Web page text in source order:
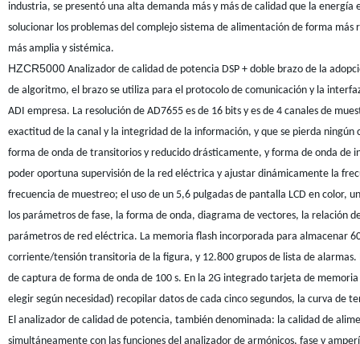
industria, se presentó una alta demanda más y más de calidadque la energía
solucionar los problemas del complejo sistema de alimentación de forma
más amplia y sistémica.
HZCR5000Analizador de calidad de potencia DSP + doble brazo de la
de algoritmo, el brazo se utiliza para el protocolo de comunicación y la
ADI empresa. La resolución de AD7655 es de 16 bits y es de 4 canales de
exactitud de la canal y la integridad de la información, y que se pierda
forma de onda de transitorios y reducido drásticamente, y forma de onda
poder oportuna supervisión de la red eléctrica y ajustar dinámicamente la
frecuencia de muestreo; el uso de un 5,6 pulgadas de pantalla LCD en color,
los parámetros de fase, la forma de onda, diagrama de vectores, la relación
parámetros de red eléctrica. La memoria flash incorporada para almacenar
corriente/tensión transitoria de la figura, y 12.800 grupos de lista de
de captura de forma de onda de 100 s. En la 2G integrado tarjeta de
elegir según necesidad) recopilar datos de cada cinco segundos, la curva de
El analizador de calidad de potencia, también denominada: la calidad de
simultáneamente con las funciones del analizador de armónicos, fase v